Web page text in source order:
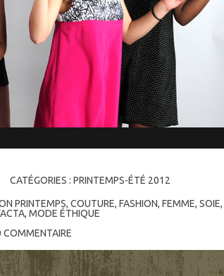
CATÉGORIES : PRINTEMPS-ÉTÉ 2012
PRINTEMPS, COUTURE, FASHION, FEMME, SOIE,
, MODE ÉTHIQUE
COMMENTAIRE